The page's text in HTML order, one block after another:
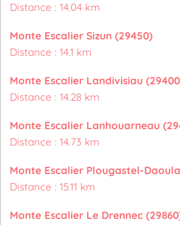
Distance : 14.04 km
Monte Escalier Sizun (29450)
Distance : 14.1 km
Monte Escalier Landivisiau
Distance : 14.28 km
Monte Escalier Lanhouarneau
Distance : 14.73 km
Monte Escalier Plougastel-
Distance : 15.11 km
Monte Escalier Le Drennec